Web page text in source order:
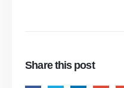
Share this post